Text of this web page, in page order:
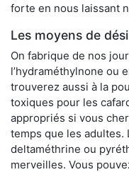
forte en nous laissant
Les moyens de
On fabrique de nos
l’hydraméthylnone ou
trouverez aussi à la
toxiques pour les
appropriés si vous
temps que les adultes.
deltaméthrine ou
merveilles. Vous